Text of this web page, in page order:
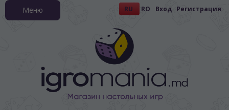
RU RO Вход Регистрация
Меню